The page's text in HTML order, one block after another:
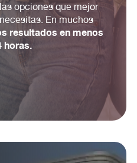
opciones que mejor
En muchos
resultados en menos
horas.